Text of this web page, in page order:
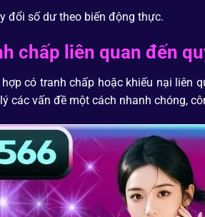
đổi số dư theo biến động thực.
chấp liên quan đến
có tranh chấp hoặc khiếu nại
các vấn đề một cách nhanh chóng,